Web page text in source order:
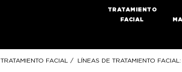
TRATAMIENTO
FACIAL
TRATAMIENTO FACIAL / LÍNEAS DE TRATAMIENTO